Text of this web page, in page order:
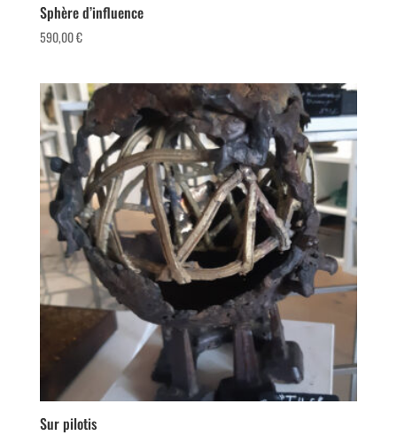
Sphère d’influence
590,00€
Sur pilotis